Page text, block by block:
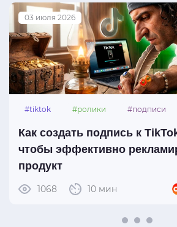
03 июля 2026
#tiktok #ролики #подписи
Как создать подпись к
чтобы эффективно
продукт
1068 10 мин